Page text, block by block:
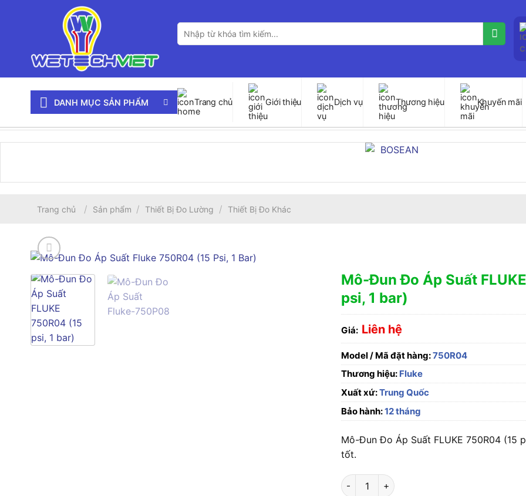
Tìm
kiếm:
DANH MỤC SẢN PHẨM Trang chủ Giới thiệu Dịch vụ Thương hiệu Khuyến mãi
Trang chủ / Sản phẩm / Thiết Bị Đo Lường / Thiết Bị Đo Khác
Mô-Đun Đo Áp Suất
psi, 1 bar)
Giá: Liên hệ
Model / Mã đặt hàng:750R04
Thương hiệu: Fluke
Xuất xứ:Trung Quốc
Bảo hành:12 tháng
Mô-Đun Đo Áp Suất FLUKE 750R04 (15
tốt.
Mô-Đun Đo Áp Suất FLUKE 750R04 (15 psi,